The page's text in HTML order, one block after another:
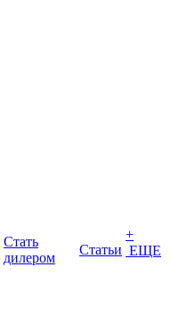
Стать
дилером
Статьи
+
ЕЩЕ